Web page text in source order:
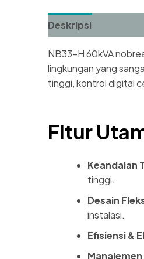
Deskripsi
NB33-H 60kVA
lingkungan yang
tinggi, kontrol digital
Fitur
Keandalan
tinggi.
Desain
instalasi.
Efisiensi &